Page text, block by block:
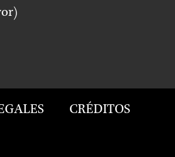
CRÉDITOS